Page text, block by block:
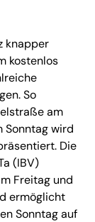
knapper
kostenlos
So
am
Sonntag wird
Die
(IBV)
Freitag und
ermöglicht
Sonntag auf